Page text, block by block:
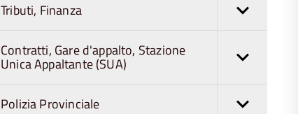
Tributi, Finanza
Contratti, Gare d'appalto, Stazione
Unica Appaltante (SUA)
Polizia Provinciale